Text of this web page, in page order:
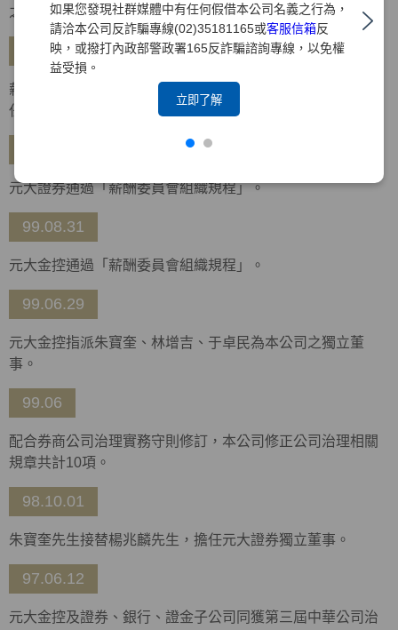
如果您發現社群媒體中有任何假借本公司名義之行為，
請洽本公司反詐騙專線(02)35181165或客服信箱反
映，或撥打內政部警政署165反詐騙諮詢專線，以免權
益受損。
立即了解
之企業均適用。
99.10.14
薪酬委員會召開第一次會議，由于卓民、朱寶奎、林增吉擔
任委員，並推選于卓民獨立董事擔任召集人。
元大證券通過「薪酬委員會組織規程」。
99.08.31
元大金控通過「薪酬委員會組織規程」。
99.06.29
元大金控指派朱寶奎、林增吉、于卓民為本公司之獨立董
事。
99.06
配合券商公司治理實務守則修訂，本公司修正公司治理相關
規章共計10項。
98.10.01
朱寶奎先生接替楊兆麟先生，擔任元大證券獨立董事。
97.06.12
元大金控及證券、銀行、證金子公司同獲第三屆中華公司治